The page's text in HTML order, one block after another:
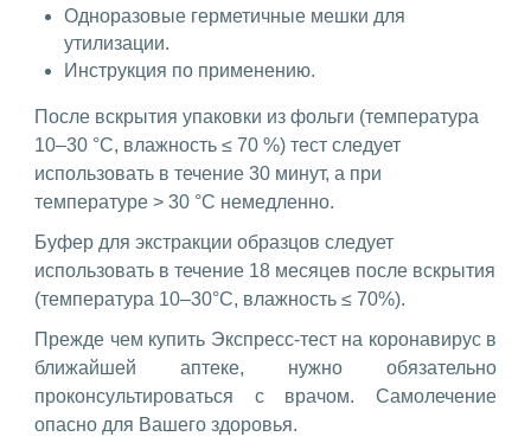
Одноразовые герметичные мешки для
утилизации.
Инструкция по применению.
После вскрытия упаковки из фольги (температура
10–30 °С, влажность ≤ 70 %) тест следует
использовать в течение 30 минут, а при
температуре > 30 °С немедленно.
Буфер для экстракции образцов следует
использовать в течение 18 месяцев после вскрытия
(температура 10–30°С, влажность ≤ 70%).
Прежде чем купить Экспресс-тест на коронавирус в
ближайшей аптеке, нужно обязательно
проконсультироваться с врачом. Самолечение
опасно для Вашего здоровья.